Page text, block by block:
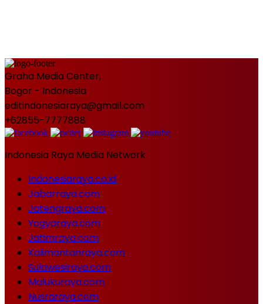
Graha Media Center,
Bogor - Indonesia
editindonesiaraya@gmail.com
+62855-7777888
Indonesia Raya Media Network
Indonesiaraya.co.id
Jabarraya.com
Jatengraya.com
Yogyaraya.com
Jatimraya.com
Kalimantanraya.com
Sulawesiraya.com
Malukuraya.com
Nusraraya.com